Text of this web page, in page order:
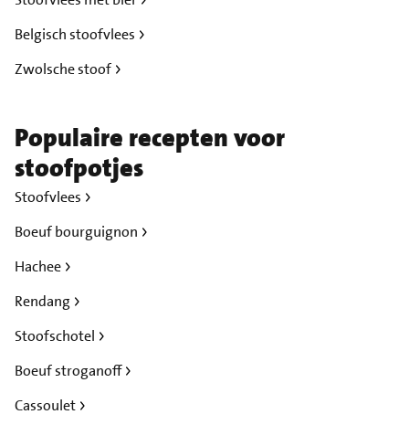
Belgisch stoofvlees
Zwolsche stoof
Populaire recepten voor
stoofpotjes
Stoofvlees
Boeuf bourguignon
Hachee
Rendang
Stoofschotel
Boeuf stroganoff
Cassoulet